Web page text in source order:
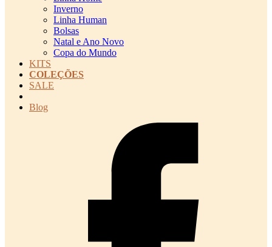
Inverno
Linha Human
Bolsas
Natal e Ano Novo
Copa do Mundo
KITS
COLEÇÕES
SALE
Blog